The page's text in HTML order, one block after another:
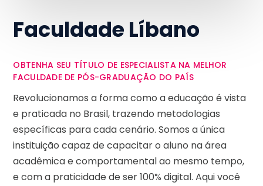
Faculdade Líbano
OBTENHA SEU TÍTULO DE ESPECIALISTA NA MELHOR
FACULDADE DE PÓS-GRADUAÇÃO DO PAÍS
Revolucionamos a forma como a educação é vista
e praticada no Brasil, trazendo metodologias
específicas para cada cenário. Somos a única
instituição capaz de capacitar o aluno na área
acadêmica e comportamental ao mesmo tempo,
e com a praticidade de ser 100% digital. Aqui você